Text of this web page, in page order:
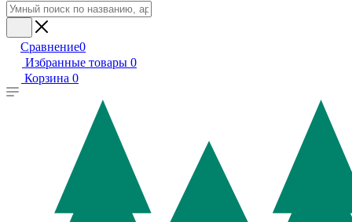
Сравнение0
Избранные товары 0
Корзина 0